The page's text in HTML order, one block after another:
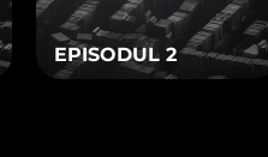
EPISODUL 2
Vezi aici politica de